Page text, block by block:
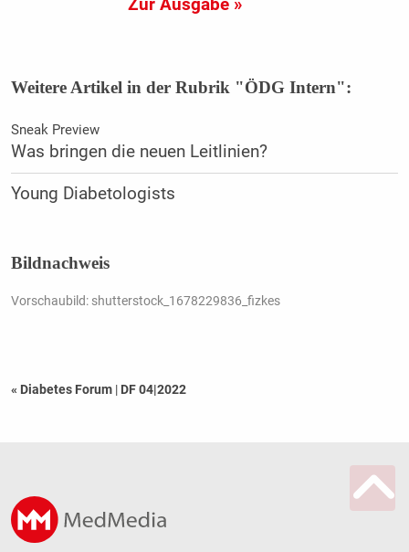
Zur Ausgabe »
Weitere Artikel in der Rubrik "ÖDG Intern":
Sneak Preview
Was bringen die neuen Leitlinien?
Young Diabetologists
Bildnachweis
Vorschaubild: shutterstock_1678229836_fizkes
« Diabetes Forum | DF 04|2022